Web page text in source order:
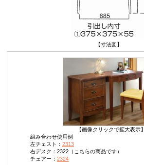
【寸法図】
【画像クリックで拡大表示】
組み合わせ使用例
左チェスト： 2313
右デスク：2322（こちらの商品です）
チェアー： 2324